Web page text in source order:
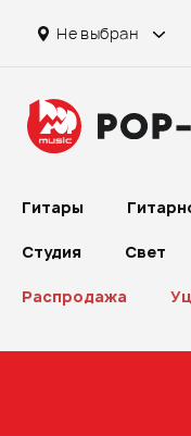
Не выбран
Гитары
Студия Свет
Распродажа